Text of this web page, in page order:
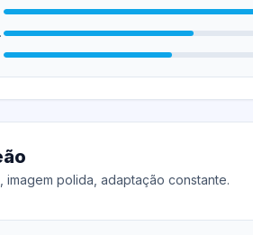
imagem polida, adaptação constante.